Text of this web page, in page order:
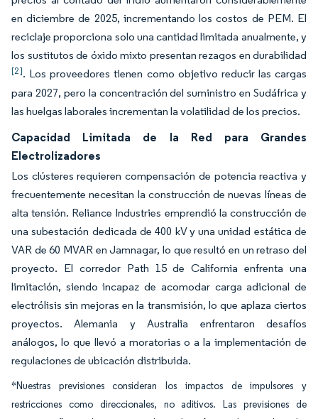
en diciembre de 2025, incrementando los costos de PEM. El
reciclaje proporciona solo una cantidad limitada anualmente, y
los sustitutos de óxido mixto presentan rezagos en durabilidad
[2]. Los proveedores tienen como objetivo reducir las cargas
para 2027, pero la concentración del suministro en Sudáfrica y
las huelgas laborales incrementan la volatilidad de los precios.
Capacidad Limitada de la Red para Grandes
Electrolizadores
Los clústeres requieren compensación de potencia reactiva y
frecuentemente necesitan la construcción de nuevas líneas de
alta tensión. Reliance Industries emprendió la construcción de
una subestación dedicada de 400 kV y una unidad estática de
VAR de 60 MVAR en Jamnagar, lo que resultó en un retraso del
proyecto. El corredor Path 15 de California enfrenta una
limitación, siendo incapaz de acomodar carga adicional de
electrólisis sin mejoras en la transmisión, lo que aplaza ciertos
proyectos. Alemania y Australia enfrentaron desafíos
análogos, lo que llevó a moratorias o a la implementación de
regulaciones de ubicación distribuida.
*Nuestras previsiones consideran los impactos de impulsores y
restricciones como direccionales, no aditivos. Las previsiones de